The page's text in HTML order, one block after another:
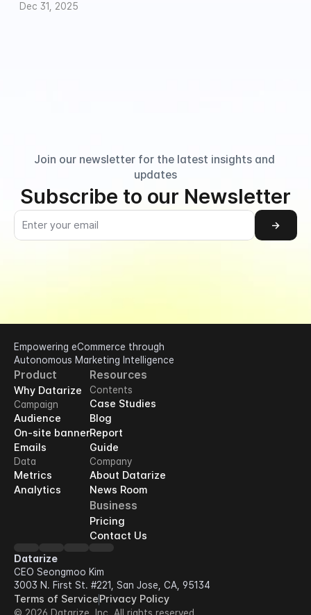
Dec 31, 2025
Join our newsletter for the latest insights and
updates
Subscribe to our Newsletter
→
Empowering eCommerce through
Autonomous Marketing Intelligence
Product
Why Datarize
Campaign
Audience
On-site banner
Emails
Data
Metrics
Analytics
Resources
Contents
Case Studies
Blog
Report
Guide
Company
About Datarize
News Room
Business
Pricing
Contact Us
Datarize
CEO Seongmoo Kim
3003 N. First St. #221, San Jose, CA, 95134
Terms of ServicePrivacy Policy